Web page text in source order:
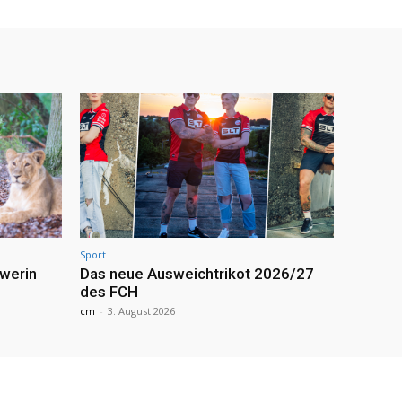
Sport
Das neue Ausweichtrikot 2026/27
des FCH
cm - 3. August 2026